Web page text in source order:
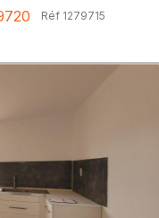
Réf 1279715